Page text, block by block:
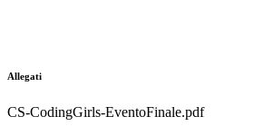
Allegati
CS-CodingGirls-EventoFinale.pdf